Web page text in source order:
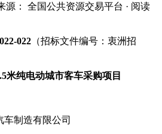
源： 全国公共资源交易平台 · 阅读
022 （招标文件编号：衷洲招
米纯电动城市客车采购项目
制造有限公司